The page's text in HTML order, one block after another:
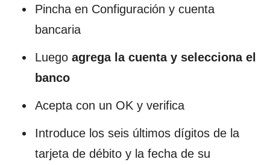
Pincha en Configuración y cuenta
bancaria
Luego agrega la cuenta y selecciona el
banco
Acepta con un OK y verifica
Introduce los seis últimos dígitos de la
tarjeta de débito y la fecha de su